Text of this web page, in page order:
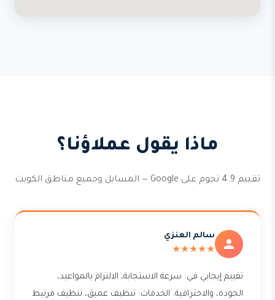
ماذا يقول عملاؤنا؟
تقييم 4.9 نجوم على Google — المسايل وجميع مناطق الكويت
سالم العنزي
★★★★★
تقييم إيجابي في: سرعة الاستجابة، الالتزام بالمواعيد،
الجودة، والاحترافية. الخدمات: تنظيف عميق، تنظيف مرتبط